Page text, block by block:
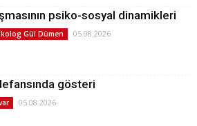
psiko-sosyal dinamikleri
Gül Dümen 05.08.2026
gösteri
05.08.2026